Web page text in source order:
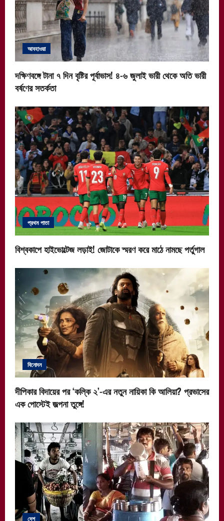
আবহাওয়া
দক্ষিণবঙ্গে টানা ৭ দিন বৃষ্টির পূর্বাভাস! ৪-৬ জুলাই ভারী থেকে অতি ভারী
বর্ষণের সতর্কতা
প্রথম পাতা
বিশ্বকাপে হাইভোল্টেজ লড়াই! জোটাকে স্মরণ করে মাঠে নামছে পর্তুগাল
বিনোদন
দীপিকার বিদায়ের পর ‘কল্কি ২’-এর নতুন নায়িকা কি আলিয়া? প্রভাসের
এক পোস্টেই জল্পনা তুঙ্গে!
দেশ